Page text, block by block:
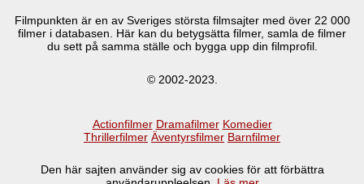
Filmpunkten är en av Sveriges största filmsajter med över 22 000
filmer i databasen. Här kan du betygsätta filmer, samla de filmer
du sett på samma ställe och bygga upp din filmprofil.
© 2002-2023.
Actionfilmer Dramafilmer Komedier
Thrillerfilmer Äventyrsfilmer Barnfilmer
Den här sajten använder sig av cookies för att förbättra